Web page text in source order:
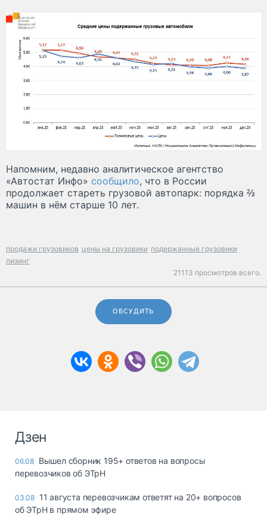
Напомним, недавно аналитическое агентство
«Автостат Инфо» сообщило, что в России
продолжает стареть грузовой автопарк: порядка ⅔
машин в нём старше 10 лет.
продажи грузовиков цены на грузовики подержанные грузовики
лизинг
21113 просмотров всего.
ОБСУДИТЬ
Дзен
06.08 Вышел сборник 195+ ответов на вопросы
перевозчиков об ЭТрН
03.08 11 августа перевозчикам ответят на 20+ вопросов
об ЭТрН в прямом эфире